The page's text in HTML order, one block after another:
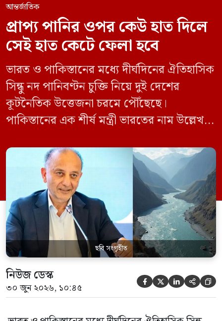
আন্তর্জাতিক
প্রাপ্য পানির ওপর কেউ হাত দিলে
সেই হাত কেটে ফেলা হবে
ভারত ও পাকিস্তানের মধ্যে দীর্ঘদিনের ঐতিহাসিক
সিন্ধু নদ পানিবণ্টন চুক্তি নিয়ে দুই দেশের
কূটনৈতিক উত্তেজনা চরমে পৌঁছেছে।
পাকিস্তানের এক শীর্ষ মন্ত্রী ভারতের নাম উল্লেখ না
পানির ওপর কেউ হাত দিলে সেই হাত কেটে
ফেলা হবে। ভারতের কেন্দ্রীয় জলসম্পদ মন্ত্রী সি
আর পাতিল কর্তৃক আগামী দেড় থেকে দুই বছরের
[…]
ছবি সংগৃহীত
নিউজ ডেস্ক
৩০ জুন ২০২৬, ১০:৪৫     